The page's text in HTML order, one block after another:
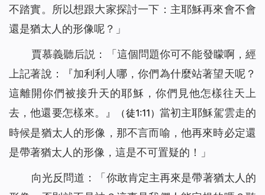
不踏實。所以想跟大家探討一下：主耶穌再來會不會
還是猶太人的形像呢？」
賈慕義聽后説：「這個問題你可不能發矇啊，經
上記著說：『加利利人哪，你們為什麼站著望天呢？
這離開你們被接升天的耶穌，你們見他怎樣往天上
去，他還要怎樣來。』
（徒1:11） 當初主耶穌駕雲走的
時候是猶太人的形像，那不言而喻，他再來時必定還
是帶著猶太人的形像，這是不可置疑的！」
向光反問道：「你敢肯定主再來是帶著猶太人的